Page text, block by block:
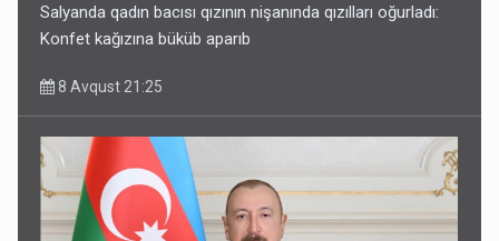
Salyanda qadın bacısı qızının nişanında qızılları oğurladı:
Konfet kağızına büküb aparıb
8 Avqust 21:25